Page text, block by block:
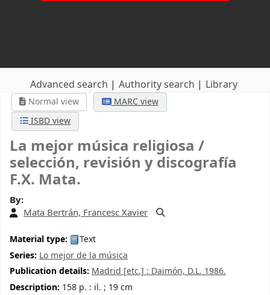
Advanced search Authority search Library
Normal view
MARC view
ISBD view
La mejor música religiosa /
selección, revisión y discografía
F.X. Mata.
By:
Mata Bertrán, Francesc Xavier
Material type:
Text
Series: Lo mejor de la música
Publication details: Madrid [etc.] :Daimón,D.L. 1986.
Description: 158 p. : il. ; 19 cm